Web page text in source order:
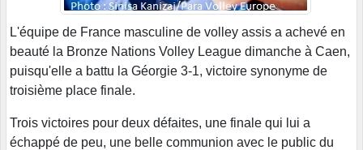
L'équipe de France masculine de volley assis a achevé en
beauté la Bronze Nations Volley League dimanche à Caen,
puisqu'elle a battu la Géorgie 3-1, victoire synonyme de
troisième place finale.
Trois victoires pour deux défaites, une finale qui lui a
échappé de peu, une belle communion avec le public du